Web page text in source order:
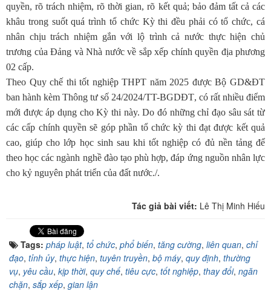
quyền, rõ trách nhiệm, rõ thời gian, rõ kết quả; bảo đảm tất cả các
khâu trong suốt quá trình tổ chức Kỳ thi đều phải có tổ chức, cá
nhân chịu trách nhiệm gắn với lộ trình cả nước thực hiện chủ
trương của Đảng và Nhà nước về sắp xếp chính quyền địa phương
02 cấp.
Theo Quy chế thi tốt nghiệp THPT năm 2025 được Bộ GD&ĐT
ban hành kèm Thông tư số 24/2024/TT-BGDĐT, có rất nhiều điểm
mới được áp dụng cho Kỳ thi này. Do đó những chỉ đạo sâu sát từ
các cấp chính quyền sẽ góp phần tổ chức kỳ thi đạt được kết quả
cao, giúp cho lớp học sinh sau khi tốt nghiệp có đủ nền tảng để
theo học các ngành nghề đào tạo phù hợp, đáp ứng nguồn nhân lực
cho kỷ nguyên phát triển của đất nước./.
Tác giả bài viết: Lê Thị Minh Hiếu
Tags: pháp luật, tổ chức, phổ biến, tăng cường, liên quan, chỉ
đạo, tỉnh ủy, thực hiện, tuyên truyền, bộ máy, quy định, thường
vụ, yêu cầu, kịp thời, quy chế, tiêu cực, tốt nghiệp, thay đổi, ngăn
chặn, sắp xếp, gian lận